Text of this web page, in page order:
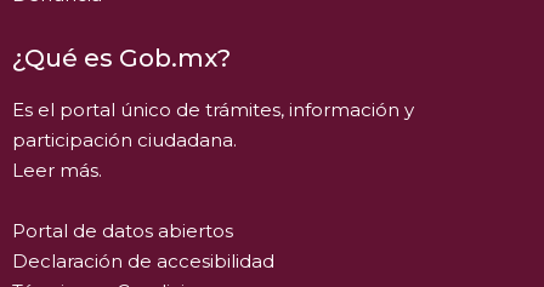
¿Qué es Gob.mx?
Es el portal único de trámites, información y
participación ciudadana.
Leer más.
Portal de datos abiertos
Declaración de accesibilidad